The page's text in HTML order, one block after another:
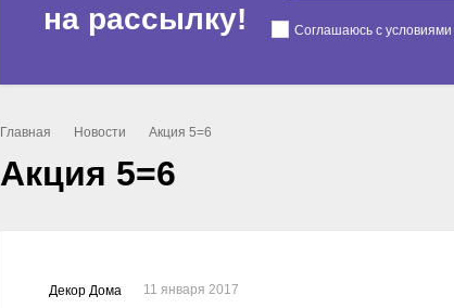
на рассылкy!
Соглашаюсь с условиями
Главная Новости Акция 5=6
Акция 5=6
Декор Дома 11 января 2017